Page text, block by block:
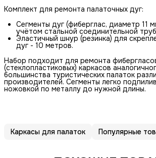
Комплект для ремонта палаточных дуг:
Сегменты дуг (фиберглас, диаметр 11
учётом стальной соединительной
Эластичный шнур (резинка) для
дуг - 10 метров.
Набор подходит для ремонта
(стеклопластиковых) каркасов
большинства туристических палаток
производителей. Сегменты легко
ножовкой по металлу до нужной длины.
Каркасы для палаток Популярные